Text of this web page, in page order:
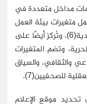
مداخل متعددة في
متغيرات بيئة العمل
الصحفي القانونية، والسياسية، والاقتصادية(6)، وتُركز أيضًا على
وتضم المتغيرات
والثقافي، والسياق
للصحفيين(7).
تحديد موقع الإعلام